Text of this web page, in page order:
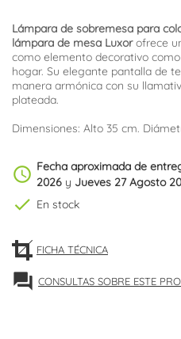
Lámpara de sobremesa para
lámpara de mesa Luxorofrece
como elemento decorativo
hogar. Su elegante pantalla de
manera armónica con su
plateada.
Dimensiones: Alto 35 cm.
schedule Fecha aproximada de
2026 y Jueves 27 Agosto
check En stock
FICHA TÉCNICA
forum CONSULTAS SOBRE ESTE